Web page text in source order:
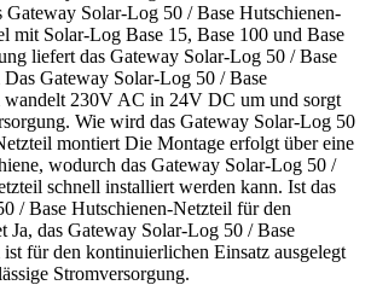
Gateway Solar-Log 50 / Base Hutschienen-
mit Solar-Log Base 15, Base 100 und Base
liefert das Gateway Solar-Log 50 / Base
Gateway Solar-Log 50 / Base
wandelt 230V AC in 24V DC um und sorgt
Wie wird das Gateway Solar-Log 50
montiert Die Montage erfolgt über eine
wodurch das Gateway Solar-Log 50 /
schnell installiert werden kann. Ist das
/ Base Hutschienen-Netzteil für den
Ja, das Gateway Solar-Log 50 / Base
für den kontinuierlichen Einsatz ausgelegt
Stromversorgung.